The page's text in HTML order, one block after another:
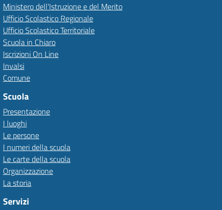
Ministero dell'Istruzione e del Merito
Ufficio Scolastico Regionale
Ufficio Scolastico Territoriale
Scuola in Chiaro
Iscrizioni On Line
Invalsi
Comune
Scuola
Presentazione
I luoghi
Le persone
I numeri della scuola
Le carte della scuola
Organizzazione
La storia
Servizi